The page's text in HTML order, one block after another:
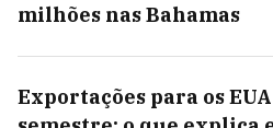
milhões nas Bahamas
Exportações para os